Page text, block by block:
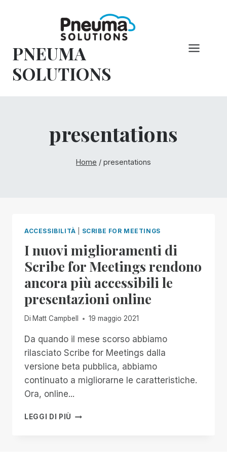
PNEUMA
SOLUTIONS
presentations
Home / presentations
ACCESSIBILITÀ SCRIBE FOR MEETINGS
I nuovi miglioramenti di
Scribe for Meetings rendono
ancora più accessibili le
presentazioni online
Di Matt Campbell 19 maggio 2021
Da quando il mese scorso abbiamo
rilasciato Scribe for Meetings dalla
versione beta pubblica, abbiamo
continuato a migliorarne le caratteristiche.
Ora, online...
LEGGI DI PIÙ